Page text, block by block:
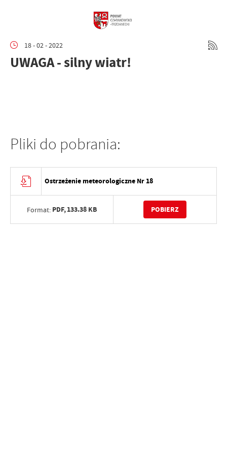
18 - 02 - 2022
UWAGA - silny wiatr!
Pliki do pobrania:
Ostrzeżenie meteorologiczne Nr 18
Format: PDF,133.38 KB POBIERZ